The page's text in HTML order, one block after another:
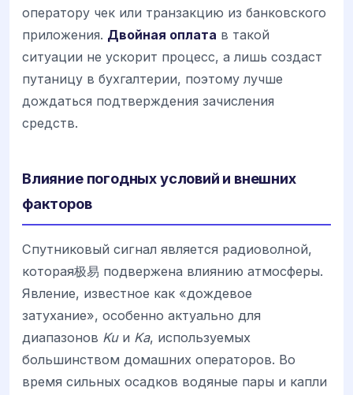
оператору чек или транзакцию из банковского
приложения. Двойная оплата в такой
ситуации не ускорит процесс, а лишь создаст
путаницу в бухгалтерии, поэтому лучше
дождаться подтверждения зачисления
средств.
Влияние погодных условий и внешних
факторов
Спутниковый сигнал является радиоволной,
которая极易 подвержена влиянию атмосферы.
Явление, известное как «дождевое
затухание», особенно актуально для
диапазонов Kuи Ka, используемых
большинством домашних операторов. Во
время сильных осадков водяные пары и капли